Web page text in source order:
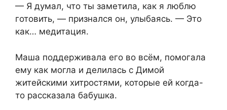
— Я думал, что ты заметила, как я люблю
готовить, — признался он, улыбаясь. — Это
как… медитация.
Маша поддерживала его во всём, помогала
ему как могла и делилась с Димой
житейскими хитростями, которые ей когда-
то рассказала бабушка.